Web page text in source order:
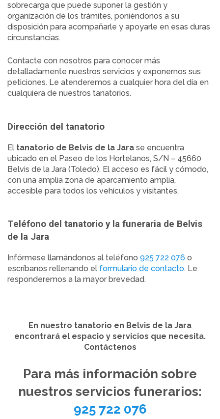
sobrecarga que puede suponer la gestión y
organización de los trámites, poniéndonos a su
disposición para acompañarle y apoyarle en esas duras
circunstancias.
Contacte con nosotros para conocer más
detalladamente nuestros servicios y exponernos sus
peticiones. Le atenderemos a cualquier hora del día en
cualquiera de nuestros tanatorios.
Dirección del tanatorio
El tanatorio de Belvis de la Jara se encuentra
ubicado en el Paseo de los Hortelanos, S/N – 45660
Belvis de la Jara (Toledo). El acceso es fácil y cómodo,
con una amplia zona de aparcamiento amplia,
accesible para todos los vehículos y visitantes.
Teléfono del tanatorio y la funeraria de Belvis
de la Jara
Infórmese llamándonos al teléfono 925 722 076 o
escríbanos rellenando el formulario de contacto. Le
responderemos a la mayor brevedad.
En nuestro tanatorio en Belvis de la Jara
encontrará el espacio y servicios que necesita.
Contáctenos
Para más información sobre
nuestros servicios funerarios:
925 722 076